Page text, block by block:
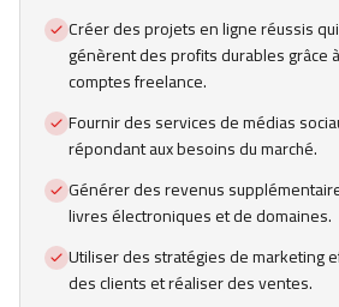
Créer des projets en ligne réussis
génèrent des profits durables grâce
comptes freelance.
Fournir des services de médias
répondant aux besoins du marché.
Générer des revenus
livres électroniques et de domaines.
Utiliser des stratégies de marketing
des clients et réaliser des ventes.